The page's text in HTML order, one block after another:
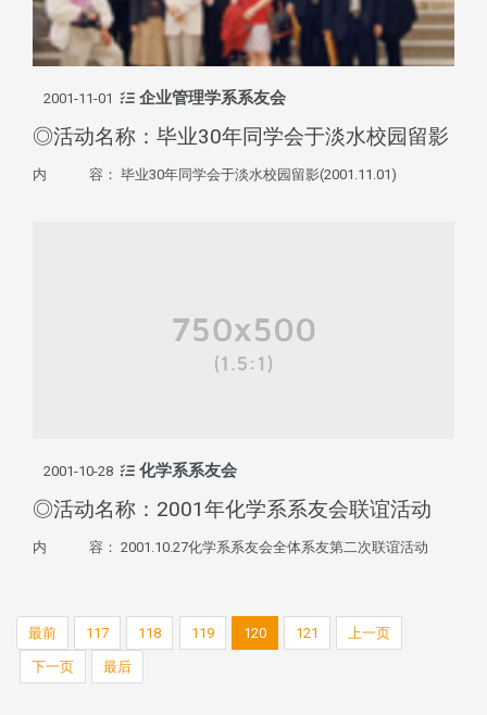
2001-11-01 企业管理学系系友会
◎活动名称：毕业30年同学会于淡水校园留影
内 容： 毕业30年同学会于淡水校园留影(2001.11.01)
2001-10-28 化学系系友会
◎活动名称：2001年化学系系友会联谊活动
内 容： 2001.10.27化学系系友会全体系友第二次联谊活动
最前 117 118 119 120 121 上一页
下一页 最后